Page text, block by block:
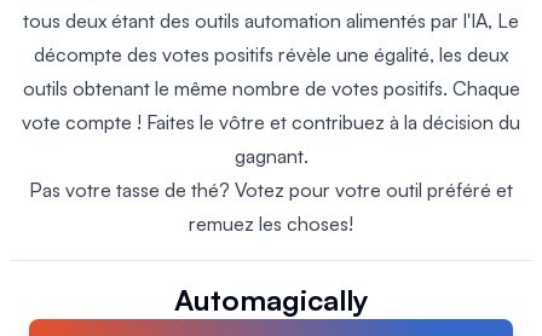
tous deux étant des outils automation alimentés par l'IA, Le
décompte des votes positifs révèle une égalité, les deux
outils obtenant le même nombre de votes positifs. Chaque
vote compte ! Faites le vôtre et contribuez à la décision du
gagnant.
Pas votre tasse de thé? Votez pour votre outil préféré et
remuez les choses!
Automagically